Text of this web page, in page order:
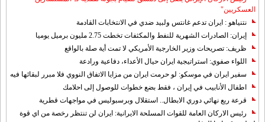
العسكريين"
نتنياهو : ايران تدعم غانتس ولبيد ضدي في الانتخابات القادمة
إيران: الصادرات الشهریة للنفط والمكثفات تخطت 2.75 مليون برميل يوميا
ظريف: تصريحات وزير الخارجية الأمريكي لا تمت أية صلة بالواقع
اللواء صفوي: استراتيجية ايران حيال الأعداء، دفاعية ورادعة
سفير ايران في موسكو: لو حرمت ايران من مزايا الاتفاق النووي فلا مبرر لبقائها فيه
اطفال الأنابيب في إيران ، فقط بضع خطوات للوصول إلى احلامك
قرعة ربع نهائي دوري الابطال.. استقلال وبرسبوليس في مواجهات قطرية
رئيس الاركان العامة للقوات المسلحة الايرانية: ايران لن تنتظر رخصة من اي قوة